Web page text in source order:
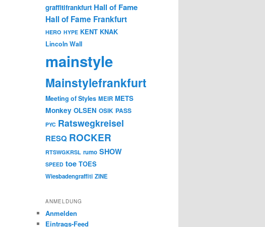
graffitifrankfurt Hall of Fame
Hall of Fame Frankfurt
HERO HYPE KENT KNAK
Lincoln Wall
mainstyle
Mainstylefrankfurt
Meeting of Styles MEIR METS
Monkey OLSEN OSIK PASS
PYC Ratswegkreisel
RESQ ROCKER
RTSWGKRSL rumo SHOW
SPEED toe TOES
Wiesbadengraffiti ZINE
ANMELDUNG
Anmelden
Eintrags-Feed